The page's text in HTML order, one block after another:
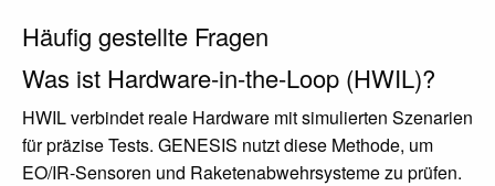
Häufig gestellte Fragen
Was ist Hardware-in-the-Loop (HWIL)?
HWIL verbindet reale Hardware mit simulierten Szenarien
für präzise Tests. GENESIS nutzt diese Methode, um
EO/IR-Sensoren und Raketenabwehrsysteme zu prüfen.